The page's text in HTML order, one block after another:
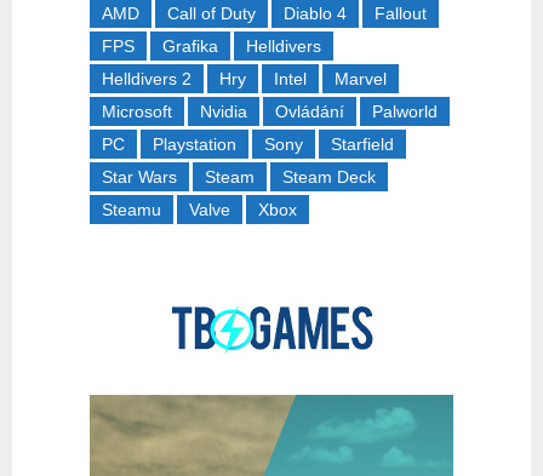
AMD Call of Duty Diablo 4
Fallout
FPS
Grafika
Helldivers
Helldivers 2
Hry Intel
Marvel
Microsoft
Nvidia Ovládání
Palworld
PC
Playstation Sony
Starfield
Star Wars
Steam
Steam Deck
Steamu
Valve Xbox